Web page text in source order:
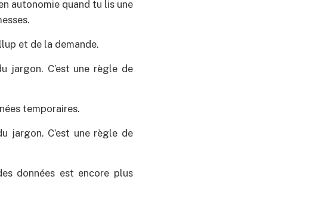
autonomie quand tu lis une
et de la demande.
jargon. C’est une règle de
temporaires.
jargon. C’est une règle de
données est encore plus